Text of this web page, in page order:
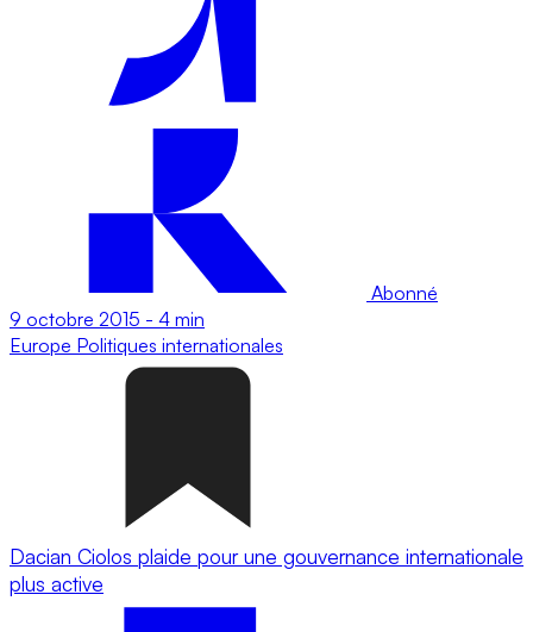
Abonné
9 octobre 2015 - 4 min
Europe Politiques internationales
Dacian Ciolos plaide pour une gouvernance internationale
plus active